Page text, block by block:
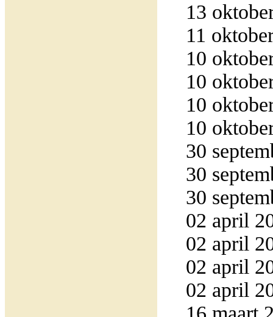
13
11
10
10
10
10
30
30
30
02 april
02 april
02 april
02 april